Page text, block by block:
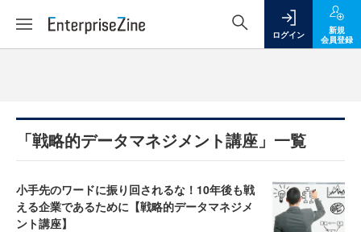
ログイン
新規
会員登録
「戦略的データマネジメント講座」一覧
小手先のワードに振り回されるな！10年後も戦
える企業であるために【戦略的データマネジメ
ント講座】